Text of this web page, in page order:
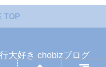
TOP
大好き chobizブログ